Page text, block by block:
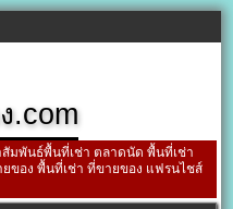
.com
มพันธ์พื้นที่เช่า ตลาดนัด พื้นที่เช่า
ของ พื้นที่เช่า ที่ขายของ แฟรนไชส์